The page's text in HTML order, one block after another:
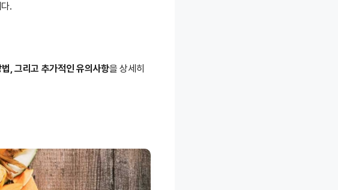
.
, 그리고 추가적인 유의사항을 상세히